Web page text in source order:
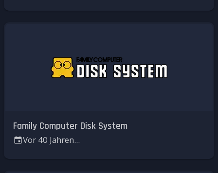
Family Computer Disk System
Vor 40 Jahren...